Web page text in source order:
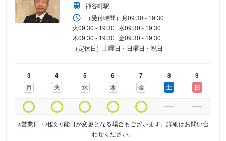
神谷町駅
（受付時間） 月09:30 - 19:30
火09:30 - 19:30 水09:30 - 19:30
木09:30 - 19:30 金09:30 - 19:30
（定休日）土曜日・日曜日・祝日
3
月
4
火
5
水
6
木
7
金
8
土
9
日
※営業日・相談可能日が変更となる場合もございます。詳細はお問い合
わせください。